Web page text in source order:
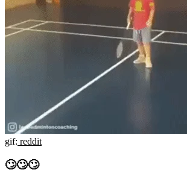
gif: reddit
🙄🙄🙄